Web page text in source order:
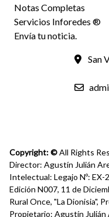
Notas Completas
Servicios Inforedes ®
Envía tu noticia.
San
Copyright: ©All Rights
Director: Agustín Julián
Intelectual: Legajo Nº:
Edición N007, 11 de
Rural Once, "La Dionisia",
Propietario: Agustín Julián